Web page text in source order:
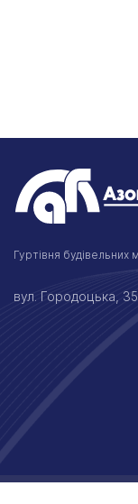
Гуртівня будівельних
вул. Городоцька,